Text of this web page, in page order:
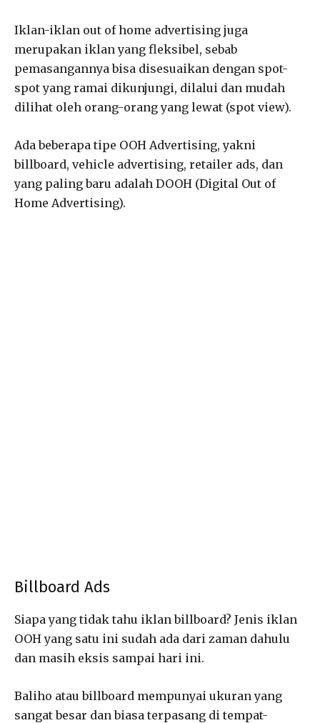
Iklan-iklan out of home advertising juga
merupakan iklan yang fleksibel, sebab
pemasangannya bisa disesuaikan dengan spot-
spot yang ramai dikunjungi, dilalui dan mudah
dilihat oleh orang-orang yang lewat (spot view).
Ada beberapa tipe OOH Advertising, yakni
billboard, vehicle advertising, retailer ads, dan
yang paling baru adalah DOOH (Digital Out of
Home Advertising).
Billboard Ads
Siapa yang tidak tahu iklan billboard? Jenis iklan
OOH yang satu ini sudah ada dari zaman dahulu
dan masih eksis sampai hari ini.
Baliho atau billboard mempunyai ukuran yang
sangat besar dan biasa terpasang di tempat-